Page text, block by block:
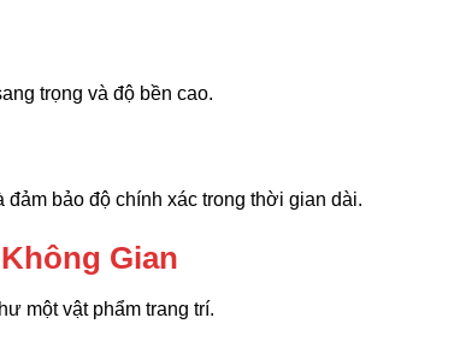
trọng và độ bền cao.
đảm bảo độ chính xác trong thời gian dài.
Gian
một vật phẩm trang trí.